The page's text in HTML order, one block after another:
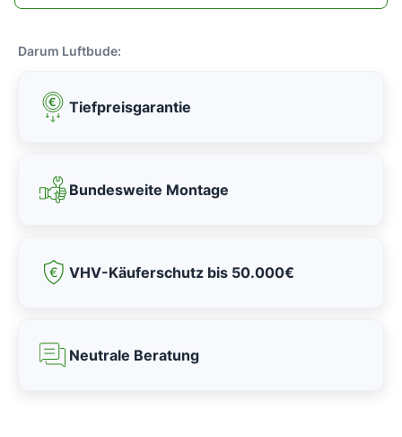
Darum Luftbude:
Tiefpreisgarantie
Bundesweite Montage
VHV-Käuferschutz bis 50.000€
Neutrale Beratung